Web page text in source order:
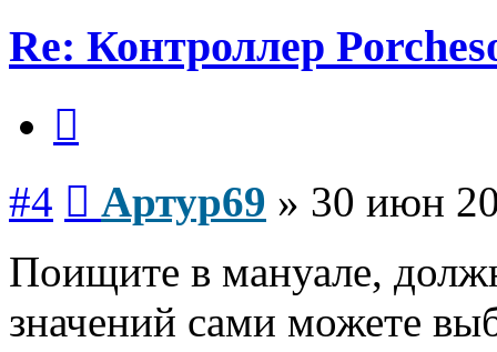
Re: Контроллер
#4 Артур69 » 30 июн
Поищите в мануале,
значений сами можете